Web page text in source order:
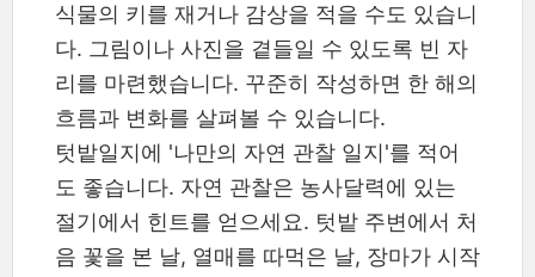
식물의 키를 재거나 감상을 적을 수도 있습니
다. 그림이나 사진을 곁들일 수 있도록 빈 자
리를 마련했습니다. 꾸준히 작성하면 한 해의
흐름과 변화를 살펴볼 수 있습니다.
텃밭일지에 '나만의 자연 관찰 일지'를 적어
도 좋습니다. 자연 관찰은 농사달력에 있는
절기에서 힌트를 얻으세요. 텃밭 주변에서 처
음 꽃을 본 날, 열매를 따먹은 날, 장마가 시작